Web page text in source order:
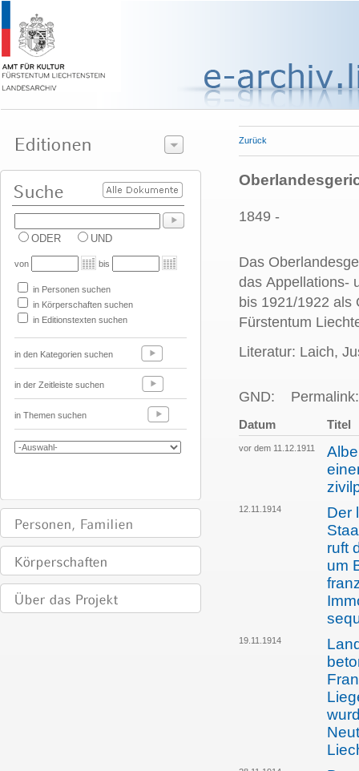
ODER UND
von bis
in Personen suchen
in Körperschaften suchen
in Editionstexten suchen
in den Kategorien suchen
in der Zeitleiste suchen
in Themen suchen
Zurück
1849 -
Das
das Appellations-
bis 1921/1922 als
Fürstentum
Literatur: Laich,
GND:
Datum Titel
vor dem 11.12.1911
12.11.1914
Der
ruft
um
19.11.1914